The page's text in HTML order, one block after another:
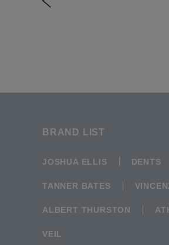
BRAND LIST
JOSHUA ELLIS DENTS
TANNER BATES
ALBERT THURSTON
VEIL